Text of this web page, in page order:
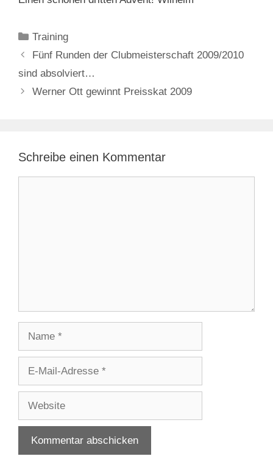
Kategorien
Training
Fünf Runden der Clubmeisterschaft 2009/2010
sind absolviert…
Werner Ott gewinnt Preisskat 2009
Schreibe einen Kommentar
Adresse